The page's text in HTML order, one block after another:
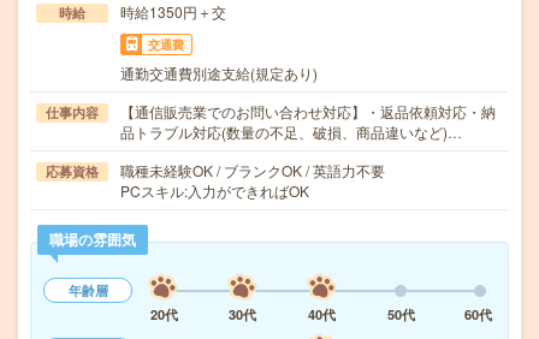
時給 時給1350円＋交
交通費
通勤交通費別途支給(規定あり)
仕事内容
【通信販売業でのお問い合わせ対応】・返品依頼対応・納
品トラブル対応(数量の不足、破損、商品違いなど)…
応募資格
職種未経験OK / ブランクOK / 英語力不要
PCスキル:入力ができればOK
職場の雰囲気
年齢層
20代
30代 40代 50代
60代